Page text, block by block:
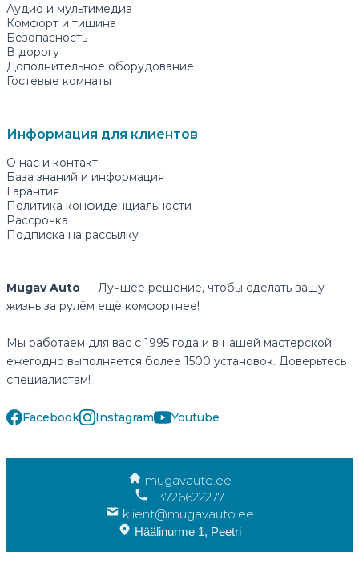
Аудио и мультимедиа
Комфорт и тишина
Безопасность
В дорогу
Дополнительное оборудование
Гостевые комнаты
Информация для клиентов
О нас и контакт
База знаний и информация
Гарантия
Политика конфиденциальности
Рассрочка
Подписка на рассылку
Mugav Auto — Лучшее решение, чтобы сделать вашу
жизнь за рулём ещё комфортнее!
Мы работаем для вас с 1995 года и в нашей мастерской
ежегодно выполняется более 1500 установок. Доверьтесь
специалистам!
Facebook Instagram Youtube
mugavauto.ee
+3726622277
klient@mugavauto.ee
Häälinurme 1, Peetri